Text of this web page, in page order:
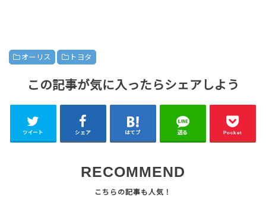
オーリス トヨタ
この記事が気に入ったらシェアしよう
ツイート シェア はてブ 送る Pocket
RECOMMEND